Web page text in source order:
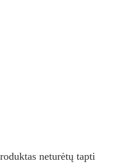
neturėtų tapti